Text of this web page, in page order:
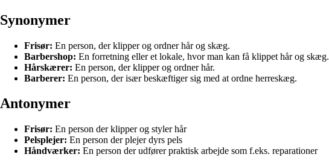
Synonymer
Frisør: En person, der klipper og ordner hår og skæg.
Barbershop: En forretning eller et lokale, hvor man kan få klippet hår og skæg.
Hårskærer: En person, der klipper og ordner hår.
Barberer: En person, der især beskæftiger sig med at ordne herreskæg.
Antonymer
Frisør: En person der klipper og styler hår
Pelsplejer: En person der plejer dyrs pels
Håndværker: En person der udfører praktisk arbejde som f.eks. reparationer